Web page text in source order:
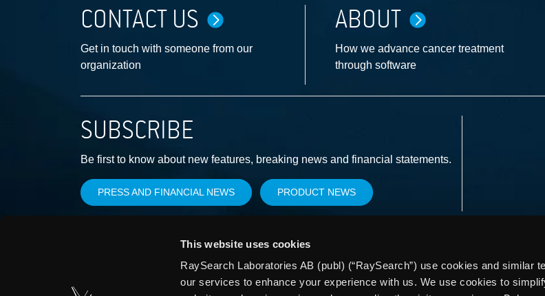
This website uses cookies
RaySearch Laboratories AB (publ) (“RaySearch”) use cookies and similar
our services to enhance your experience with us. We use cookies to
CONTACT US
Get in touch with someone from our
organization
ABOUT
How we advance cancer treatment
through software
SUBSCRIBE
Be first to know about new features, breaking news and financial statements.
PRESS AND FINANCIAL NEWS PRODUCT NEWS